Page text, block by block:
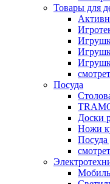
Товары для
Посуда
Доски
Ножи
Посуда